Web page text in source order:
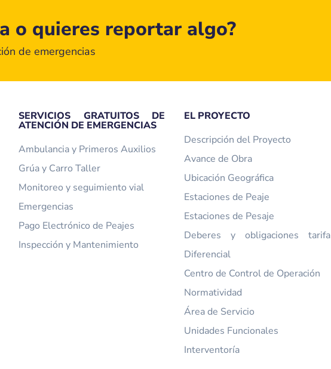
o quieres reportar algo?
de emergencias
SERVICIOS GRATUITOS DE
ATENCIÓN DE EMERGENCIAS
Ambulancia y Primeros Auxilios
Grúa y Carro Taller
Monitoreo y seguimiento vial
Emergencias
Pago Electrónico de Peajes
Inspección y Mantenimiento
EL PROYECTO
Descripción del Proyecto
Avance de Obra
Ubicación Geográfica
Estaciones de Peaje
Estaciones de Pesaje
Deberes y obligaciones tarifa
Diferencial
Centro de Control de Operación
Normatividad
Área de Servicio
Unidades Funcionales
Interventoría